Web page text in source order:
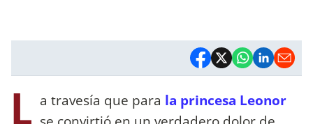
L a travesía que para la princesa Leonor